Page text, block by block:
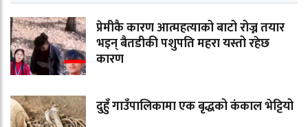
प्रेमीकै कारण आत्महत्याको बाटो रोज्न तयार
भइन् बैतडीकी पशुपति महरा यस्तो रहेछ
कारण
दुहुँ गाउँपालिकामा एक बृद्धको कंकाल भेट्टियो